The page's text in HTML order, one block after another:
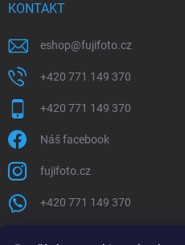
KONTAKT
eshop@fujifoto.cz
+420 771 149 370
+420 771 149 370
Náš facebook
fujifoto.cz
+420 771 149 370